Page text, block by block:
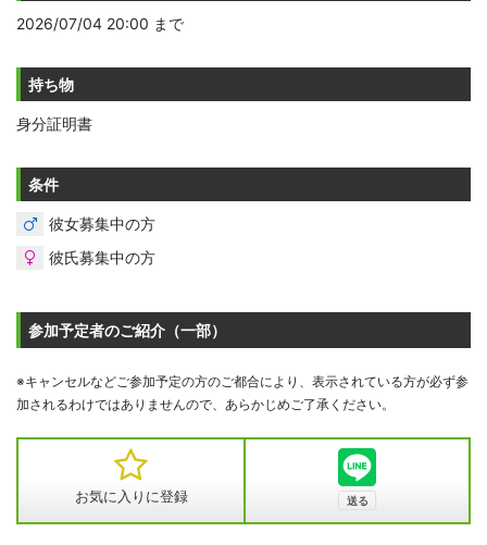
2026/07/04 20:00 まで
持ち物
身分証明書
条件
彼女募集中の方
彼氏募集中の方
参加予定者のご紹介（一部）
※キャンセルなどご参加予定の方のご都合により、表示されている方が必ず参
加されるわけではありませんので、あらかじめご了承ください。
お気に入りに登録